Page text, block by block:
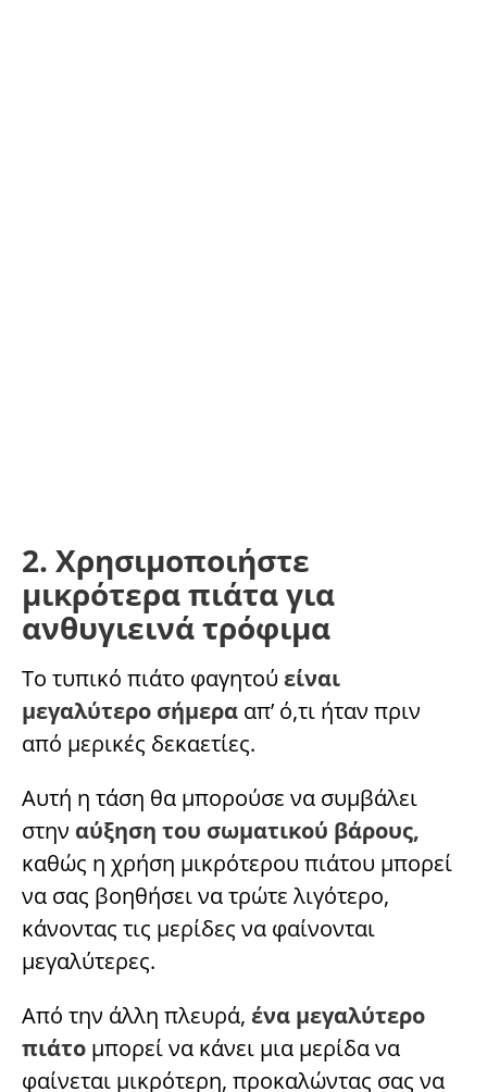
2. Χρησιμοποιήστε
μικρότερα πιάτα για
ανθυγιεινά τρόφιμα
Το τυπικό πιάτο φαγητού είναι
μεγαλύτερο σήμερα απ’ ό,τι ήταν πριν
από μερικές δεκαετίες.
Αυτή η τάση θα μπορούσε να συμβάλει
στην αύξηση του σωματικού βάρους,
καθώς η χρήση μικρότερου πιάτου μπορεί
να σας βοηθήσει να τρώτε λιγότερο,
κάνοντας τις μερίδες να φαίνονται
μεγαλύτερες.
Από την άλλη πλευρά, ένα μεγαλύτερο
πιάτο μπορεί να κάνει μια μερίδα να
φαίνεται μικρότερη, προκαλώντας σας να